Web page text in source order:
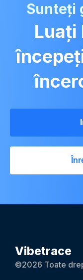
Sunteți
Luați
Vibetrace
©2026 Toate